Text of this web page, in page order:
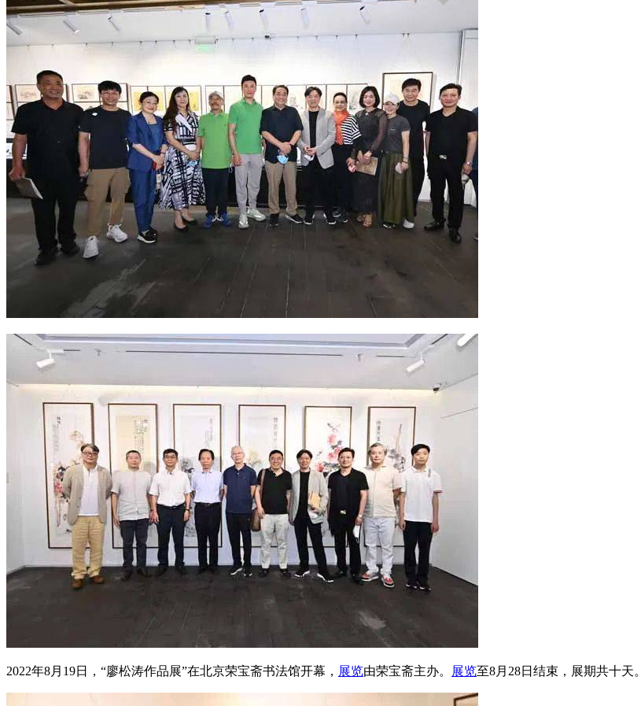
2022年8月19日，“廖松涛作品展”在北京荣宝斋书法馆开幕， 展览由荣宝斋主办。 展览至8月28日结束，展期共十天。